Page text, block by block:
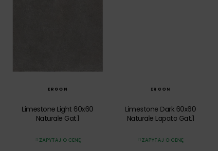
ERGON
Limestone Light 60x60
Naturale Gat.1
ZAPYTAJ O CENĘ
SZYBKI PODGLĄD
ERGON
Limestone Dark 60x60
Naturale Lapato Gat.1
ZAPYTAJ O CENĘ